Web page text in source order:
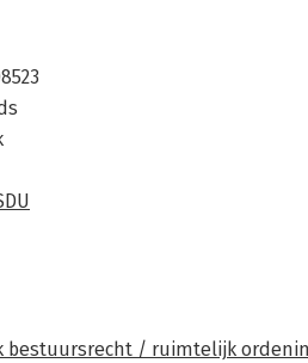
bestuursrecht / ruimtelijk